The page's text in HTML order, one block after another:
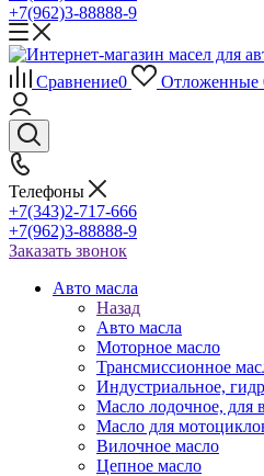
+7(962)3-88888-9
Сравнение0 Отложенные
Телефоны
+7(343)2-717-666
+7(962)3-88888-9
Заказать звонок
Авто масла
Назад
Авто масла
Моторное масло
Трансмиссионное
Индустриальное,
Масло лодочное, для
Масло для
Вилочное масло
Цепное масло